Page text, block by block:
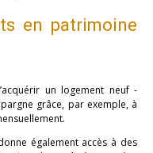
en patrimoine
un logement neuf -
grâce, par exemple, à
également accès à des